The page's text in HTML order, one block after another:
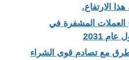
الارتفاع.
المشفرة في
2031
طرق مع تصادم قوى الشراء